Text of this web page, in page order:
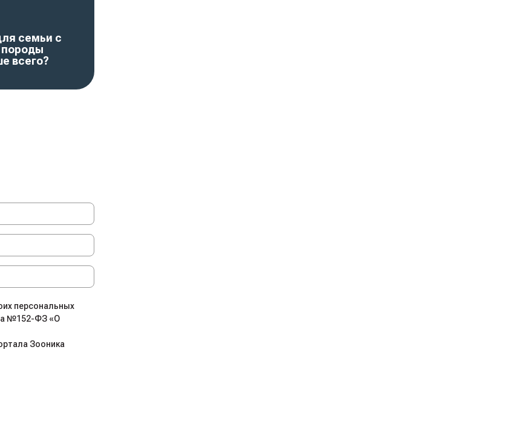
семьи с
породы
всего?
персональных
№152-ФЗ «О
Зооника